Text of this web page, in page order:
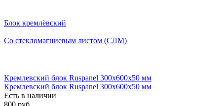
Блок кремлёвский
Со стекломагниевым листом (СЛМ)
Кремлевский блок Ruspanel 300х600х50 мм
Кремлевский блок Ruspanel 300х600х50 мм
Есть в наличии
800 руб.